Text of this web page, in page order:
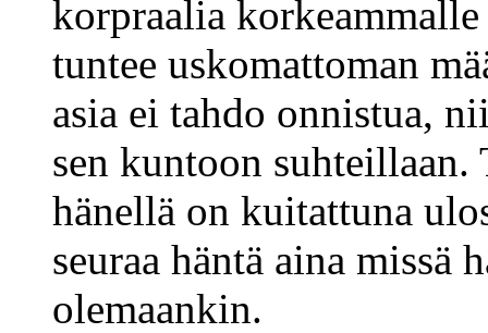
korpraalia
tuntee uskomattoman
asia ei tahdo onnistua,
sen kuntoon suhteillaan.
hänellä on kuitattuna
seuraa häntä aina missä
olemaankin.